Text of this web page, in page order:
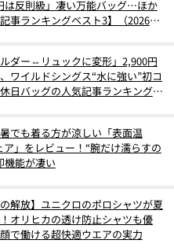
は反則級」凄い万能バッグ…ほか
事ランキングベスト3】（2026年
ダー⇔リュックに変形」2,900円
ワイルドシングス“水に強い”初コ
日バッグの人気記事ランキングベ
でも着る方が涼しい「表面温
」をレビュー！“腕だけ濡らすの
機能が凄い
解放】ユニクロのポロシャツが夏
オリヒカの透け防止シャツも優
で働ける超快適ウエアの実力